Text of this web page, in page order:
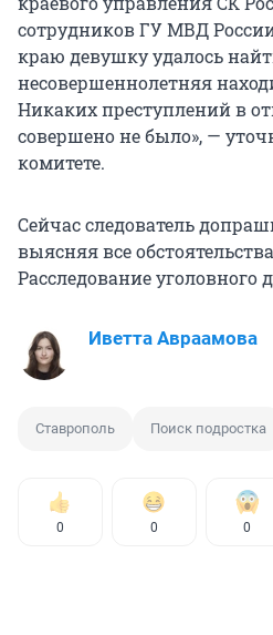
сотрудников ГУ МВД
краю девушку удалось
несовершеннолетняя
Никаких преступлений в
совершено не было», —
комитете.
Сейчас следователь
выясняя все
Расследование уголовного
Иветта Авраамова
Ставрополь Поиск подростка
0 0 0